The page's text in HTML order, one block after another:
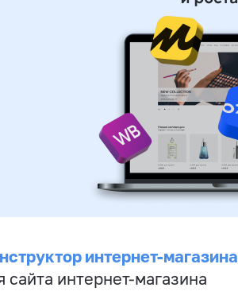
интернет-магазина
сайта интернет-магазина